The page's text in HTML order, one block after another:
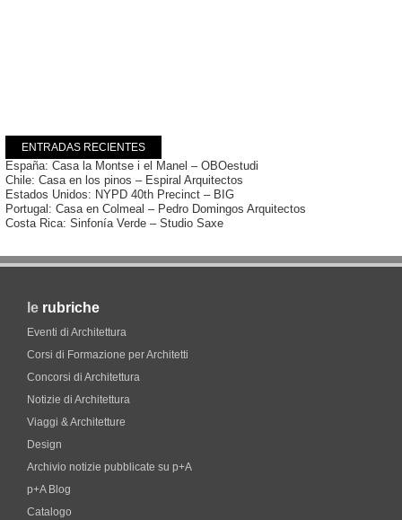
ENTRADAS RECIENTES
España: Casa la Montse i el Manel – OBOestudi
Chile: Casa en los pinos – Espiral Arquitectos
Estados Unidos: NYPD 40th Precinct – BIG
Portugal: Casa en Colmeal – Pedro Domingos Arquitectos
Costa Rica: Sinfonía Verde – Studio Saxe
le rubriche
Eventi di Architettura
Corsi di Formazione per Architetti
Concorsi di Architettura
Notizie di Architettura
Viaggi & Architetture
Design
Archivio notizie pubblicate su p+A
p+A Blog
Catalogo